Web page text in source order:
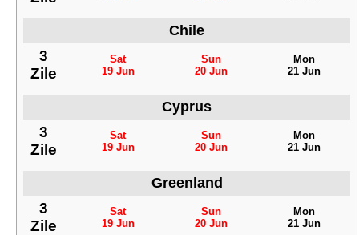
Chile
3
Zile
Sat
19 Jun
Sun
20 Jun
Mon
21 Jun
Cyprus
3
Zile
Sat
19 Jun
Sun
20 Jun
Mon
21 Jun
Greenland
3
Zile
Sat
19 Jun
Sun
20 Jun
Mon
21 Jun